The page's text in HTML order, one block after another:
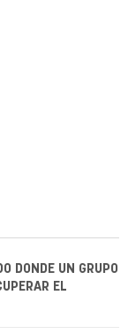
DONDE UN GRUPO
EL